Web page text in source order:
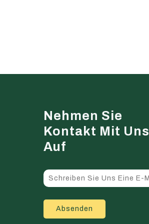
Nehmen Sie
Kontakt Mit Uns
Auf
Absenden